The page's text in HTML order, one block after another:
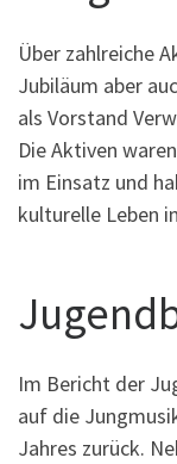
Über zahlreiche
Jubiläum aber
als Vorstand
Die Aktiven
im Einsatz und
kulturelle Leben
Im Bericht der
auf die
Jahres zurück.